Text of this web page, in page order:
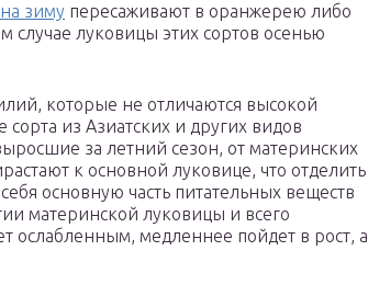
зиму пересаживают в оранжерею либо
луковицы этих сортов осенью
которые не отличаются высокой
из Азиатских и других видов
за летний сезон, от материнских
к основной луковице, что отделить
основную часть питательных веществ
материнской луковицы и всего
ослабленным, медленнее пойдет в рост, а